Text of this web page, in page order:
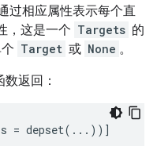
过相应属性表示每个直
，这是一个 Targets 的
Target 或 None 。
返回：
= depset( ... ))]